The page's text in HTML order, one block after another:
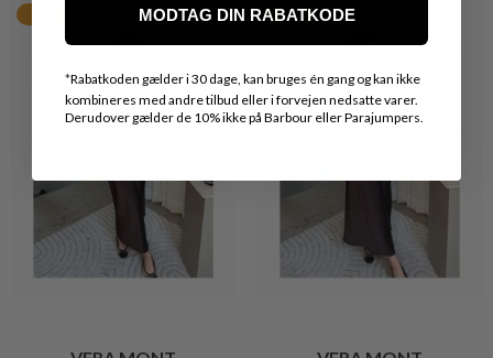
20%
MODTAG DIN RABATKODE
*Rabatkoden gælder i 30 dage, kan bruges én gang og kan ikke
kombineres med andre tilbud eller i forvejen nedsatte varer.
Derudover gælder de 10% ikke på Barbour eller Parajumpers.